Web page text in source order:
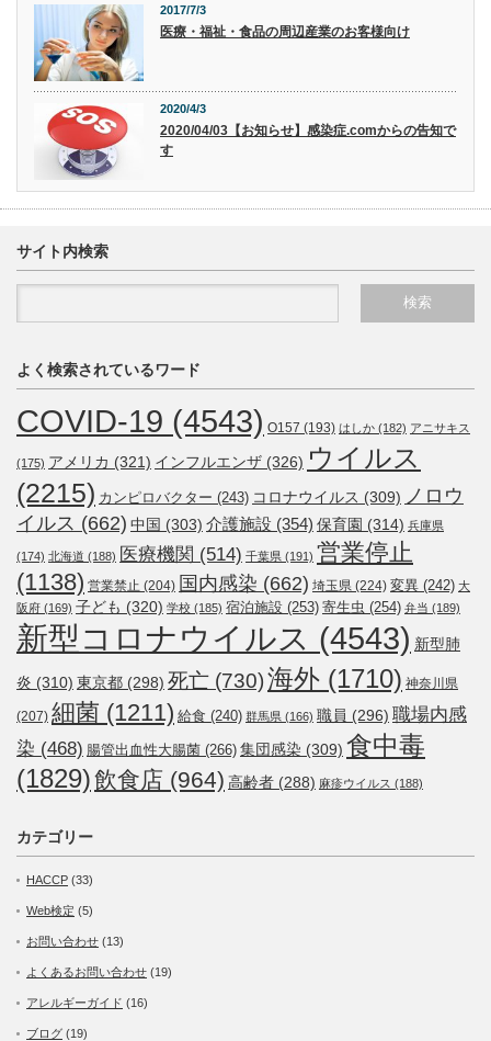
2017/7/3
医療・福祉・食品の周辺産業のお客様向け
2020/4/3
2020/04/03【お知らせ】感染症.comからの告知で
す
サイト内検索
よく検索されているワード
COVID-19 (4543) O157 (193) はしか (182) アニサキス
(175) アメリカ (321) インフルエンザ (326) ウイルス
(2215) カンピロバクター (243) コロナウイルス (309) ノロウ
イルス (662) 中国 (303) 介護施設 (354) 保育園 (314) 兵庫県
(174) 北海道 (188) 医療機関 (514) 千葉県 (191) 営業停止
(1138) 営業禁止 (204) 国内感染 (662) 埼玉県 (224) 変異 (242) 大
阪府 (169) 子ども (320) 学校 (185) 宿泊施設 (253) 寄生虫 (254) 弁当 (189)
新型コロナウイルス (4543) 新型肺
炎 (310) 東京都 (298) 死亡 (730)海外 (1710) 神奈川県
(207) 細菌 (1211) 給食 (240) 群馬県 (166) 職員 (296) 職場内感
染 (468) 腸管出血性大腸菌 (266) 集団感染 (309) 食中毒
(1829)飲食店 (964) 高齢者 (288) 麻疹ウイルス (188)
カテゴリー
HACCP (33)
Web検定 (5)
お問い合わせ (13)
よくあるお問い合わせ (19)
アレルギーガイド (16)
ブログ (19)